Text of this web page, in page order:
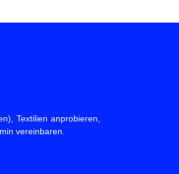
Textilien anprobieren,
vereinbaren.